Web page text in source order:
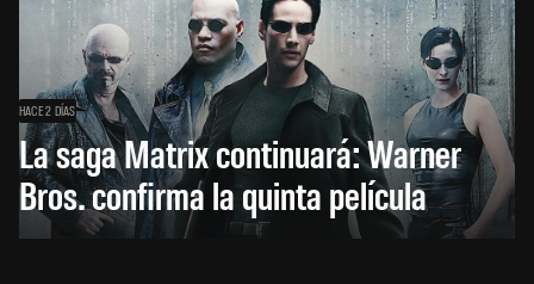
HACE 2 DÍAS
La saga Matrix continuará: Warner
Bros. confirma la quinta película